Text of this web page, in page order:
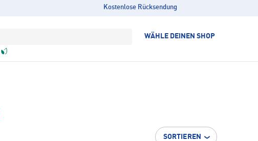
Kostenlose Rücksendung
WÄHLE DEINEN SHOP
SORTIEREN